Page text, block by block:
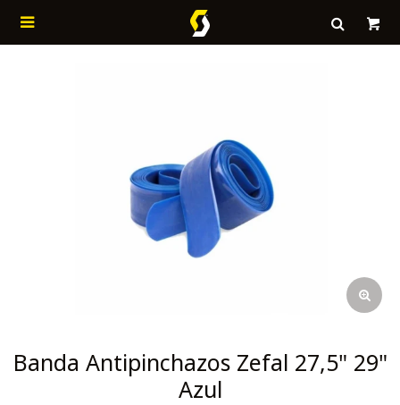

Banda Antipinchazos Zefal 27,5" 29"
Azul